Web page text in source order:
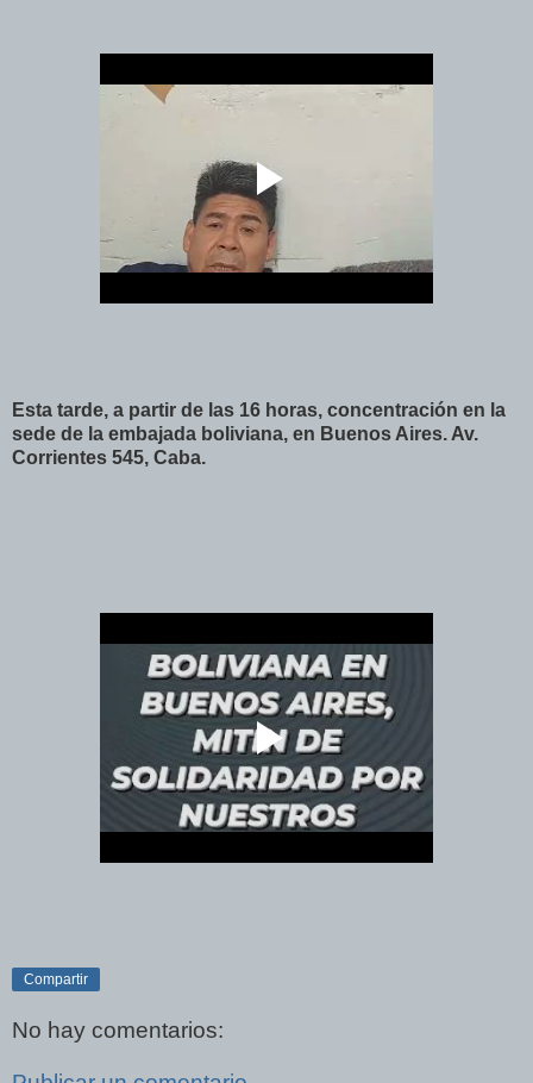
Esta tarde, a partir de las 16 horas, concentración en la
sede de la embajada boliviana, en Buenos Aires. Av.
Corrientes 545, Caba.
Compartir
No hay comentarios: